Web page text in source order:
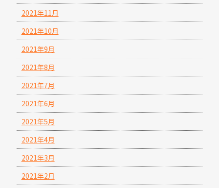
2021年11月
2021年10月
2021年9月
2021年8月
2021年7月
2021年6月
2021年5月
2021年4月
2021年3月
2021年2月